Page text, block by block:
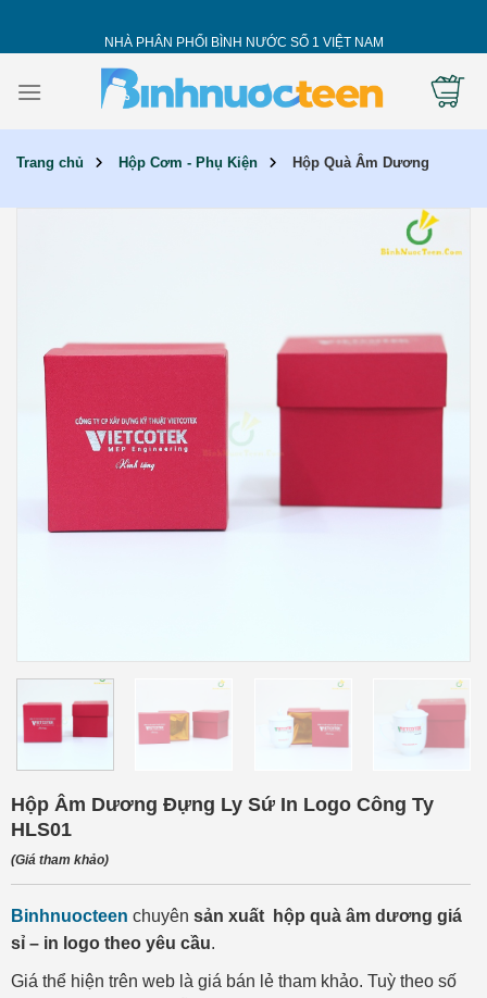
NHÀ PHÂN PHỐI BÌNH NƯỚC SỐ 1 VIỆT NAM
Trang chủ Hộp Cơm - Phụ Kiện Hộp Quà Âm Dương
Hộp Âm Dương Đựng Ly Sứ In Logo Công Ty
HLS01
(Giá tham khảo)
Binhnuocteen chuyên sản xuất hộp quà âm dương giá
sỉ – in logo theo yêu cầu.
Giá thể hiện trên web là giá bán lẻ tham khảo. Tuỳ theo số